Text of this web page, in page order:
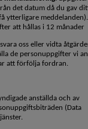
det datum då du gav
ytterligare
att hållas i 12 månader
oss eller vidta
de personuppgifter vi
att förfölja fordran.
anställda och av
(Data